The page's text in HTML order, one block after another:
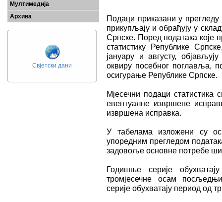
Мултимедија
Архива
Свјетски дани
Подаци приказани у прегледу
прикупљају и обрађују у
Српске. Поред података које
статистику Републике
јануару и августу,
оквиру посебног поглавља,
осигурање Републике Српске.
Мјесечни подаци
евентуалне извршене
извршена исправка.
У табелама изложени су
упоредним прегледом
задовоље основне потребе
Годишње серије
тромјесечне осам
серије обухватају период од